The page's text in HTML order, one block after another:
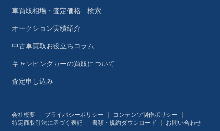
車買取相場・査定価格 検索
オークション実績紹介
中古車買取お役立ちコラム
キャンピングカーの買取について
査定申し込み
会社概要 プライバシーポリシー コンテンツ制作ポリシー
特定商取引法に基づく表記
書類・規約ダウンロード お問い合わせ